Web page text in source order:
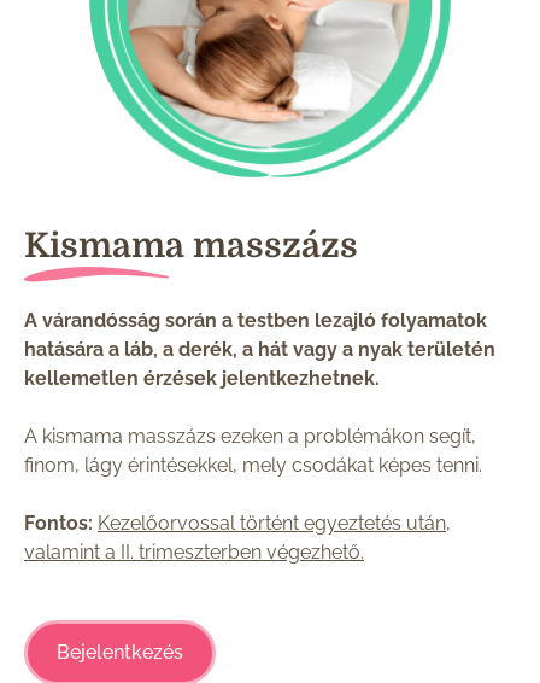
Kismama masszázs
A várandósság során a testben lezajló folyamatok
hatására a láb, a derék, a hát vagy a nyak területén
kellemetlen érzések jelentkezhetnek.
A kismama masszázs ezeken a problémákon segít,
finom, lágy érintésekkel, mely csodákat képes tenni.
Fontos: Kezelőorvossal történt egyeztetés után,
valamint a II. trimeszterben végezhető.
Bejelentkezés